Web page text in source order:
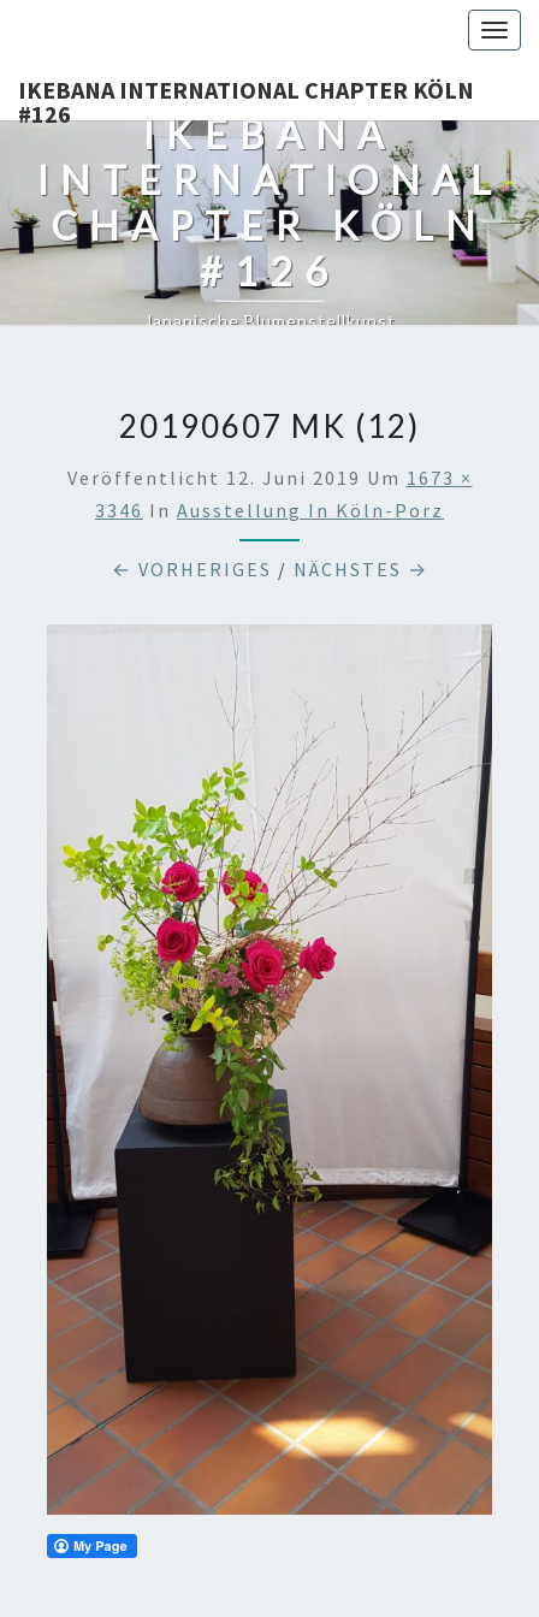
IKEBANA INTERNATIONAL CHAPTER KÖLN
#126
IKEBANA
INTERNATIONAL
CHAPTER KÖLN
#126
Japanische Blumenstellkunst
20190607 MK (12)
Veröffentlicht 12. Juni 2019 Um 1673 ×
3346 In Ausstellung In Köln-Porz
← VORHERIGES / NÄCHSTES →